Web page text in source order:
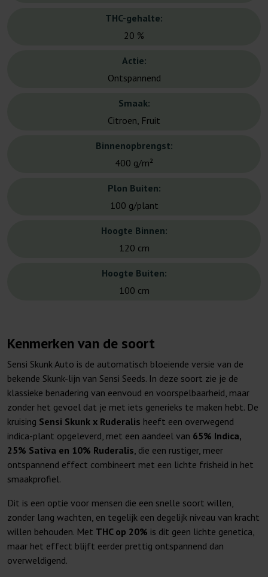
THC-gehalte:
20 %
Actie:
Ontspannend
Smaak:
Citroen, Fruit
Binnenopbrengst:
400 g/m²
Plon Buiten:
100 g/plant
Hoogte Binnen:
120 cm
Hoogte Buiten:
100 cm
Kenmerken van de soort
Sensi Skunk Auto is de automatisch bloeiende versie van de
bekende Skunk-lijn van Sensi Seeds. In deze soort zie je de
klassieke benadering van eenvoud en voorspelbaarheid, maar
zonder het gevoel dat je met iets generieks te maken hebt. De
kruising Sensi Skunk x Ruderalis heeft een overwegend
indica-plant opgeleverd, met een aandeel van 65% Indica,
25% Sativa en 10% Ruderalis, die een rustiger, meer
ontspannend effect combineert met een lichte frisheid in het
smaakprofiel.
Dit is een optie voor mensen die een snelle soort willen,
zonder lang wachten, en tegelijk een degelijk niveau van kracht
willen behouden. Met THC op 20% is dit geen lichte genetica,
maar het effect blijft eerder prettig ontspannend dan
overweldigend.